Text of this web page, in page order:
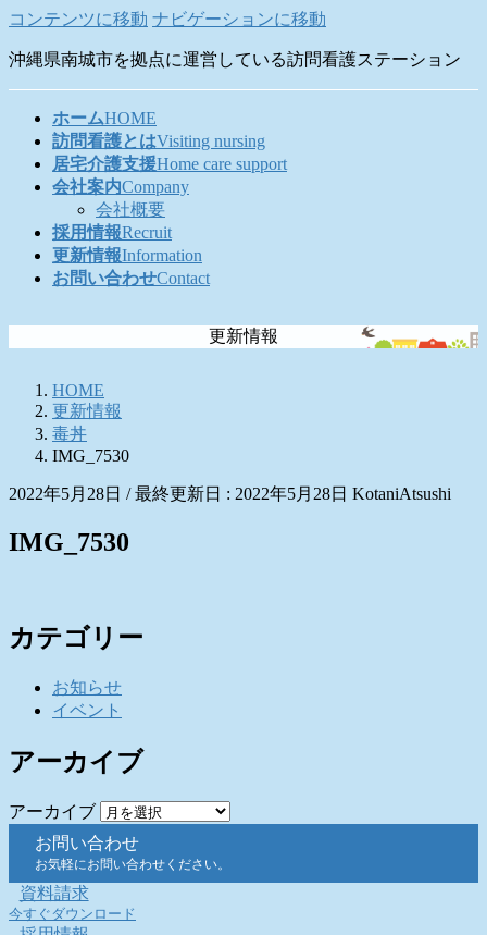
コンテンツに移動 ナビゲーションに移動
沖縄県南城市を拠点に運営している訪問看護ステーション
ホームHOME
訪問看護とはVisiting nursing
居宅介護支援Home care support
会社案内Company
会社概要
採用情報Recruit
更新情報Information
お問い合わせContact
更新情報
HOME
更新情報
毒丼
IMG_7530
2022年5月28日 / 最終更新日 : 2022年5月28日 KotaniAtsushi
IMG_7530
カテゴリー
お知らせ
イベント
アーカイブ
アーカイブ
お問い合わせ
お気軽にお問い合わせください。
資料請求
今すぐダウンロード